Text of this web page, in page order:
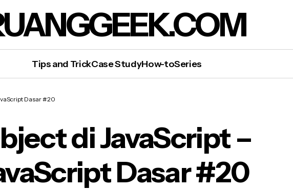
Tips and TrickCase StudyHow-toSeries
Object di JavaScript – JavaScript Dasar #20
Dasar #20
di JavaScript –
Dasar #20